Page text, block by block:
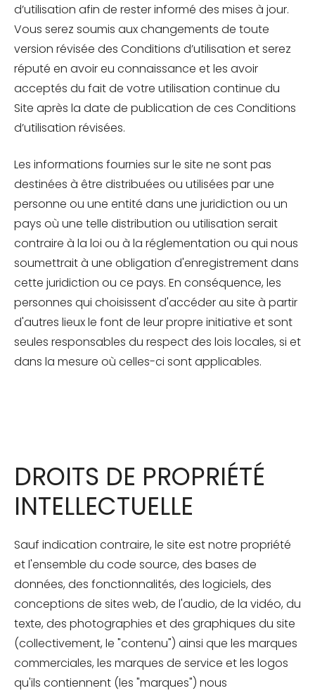
d’utilisation afin de rester informé des mises à jour.
Vous serez soumis aux changements de toute
version révisée des Conditions d’utilisation et serez
réputé en avoir eu connaissance et les avoir
acceptés du fait de votre utilisation continue du
Site après la date de publication de ces Conditions
d’utilisation révisées.
Les informations fournies sur le site ne sont pas
destinées à être distribuées ou utilisées par une
personne ou une entité dans une juridiction ou un
pays où une telle distribution ou utilisation serait
contraire à la loi ou à la réglementation ou qui nous
soumettrait à une obligation d'enregistrement dans
cette juridiction ou ce pays. En conséquence, les
personnes qui choisissent d'accéder au site à partir
d'autres lieux le font de leur propre initiative et sont
seules responsables du respect des lois locales, si et
dans la mesure où celles-ci sont applicables.
DROITS DE PROPRIÉTÉ
INTELLECTUELLE
Sauf indication contraire, le site est notre propriété
et l'ensemble du code source, des bases de
données, des fonctionnalités, des logiciels, des
conceptions de sites web, de l'audio, de la vidéo, du
texte, des photographies et des graphiques du site
(collectivement, le "contenu") ainsi que les marques
commerciales, les marques de service et les logos
qu'ils contiennent (les "marques") nous